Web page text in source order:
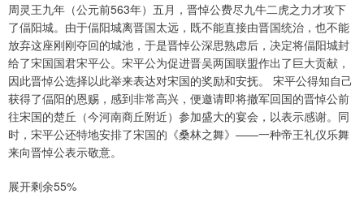
周灵王九年（公元前563年）五月，晋悼公费尽九牛二虎之力才攻下
了偪阳城。由于偪阳城离晋国太远，既不能直接由晋国统治，也不能
放弃这座刚刚夺回的城池，于是晋悼公深思熟虑后，决定将偪阳城封
给了宋国国君宋平公。宋平公为促进晋吴两国联盟作出了巨大贡献，
因此晋悼公选择以此举来表达对宋国的奖励和安抚。 宋平公得知自己
获得了偪阳的恩赐，感到非常高兴，便邀请即将撤军回国的晋悼公前
往宋国的楚丘（今河南商丘附近）参加盛大的宴会，以表示感谢。同
时，宋平公还特地安排了宋国的《桑林之舞》——一种帝王礼仪乐舞
来向晋悼公表示敬意。
展开剩余55%